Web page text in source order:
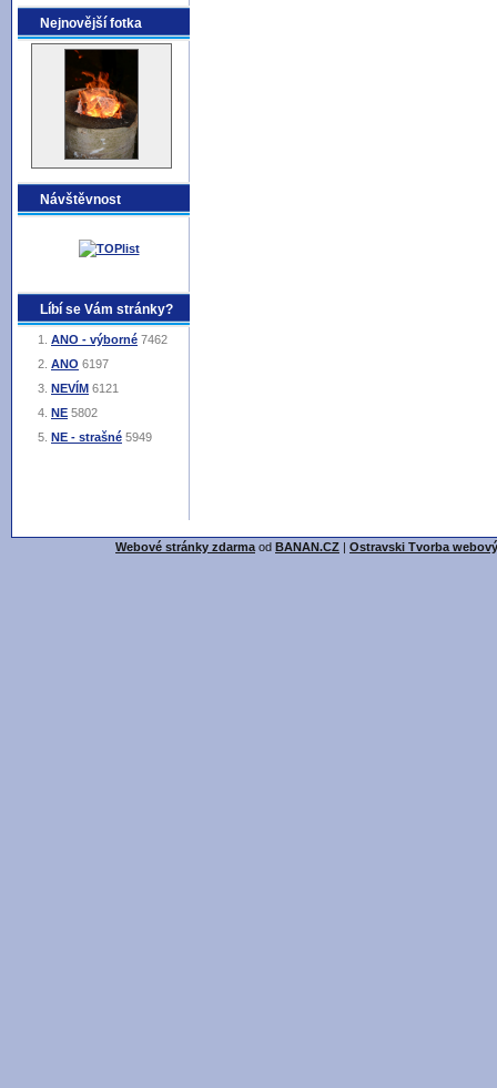
Nejnovější fotka
Návštěvnost
Líbí se Vám stránky?
ANO - výborné 7462
ANO 6197
NEVÍM 6121
NE 5802
NE - strašné 5949
Webové stránky zdarma od BANAN.CZ | Ostravski Tvorba